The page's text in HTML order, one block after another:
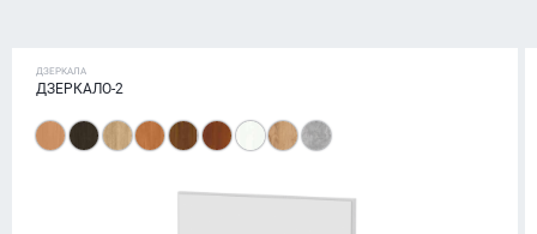
ДЗЕРКАЛА
ДЗЕРКАЛО-2